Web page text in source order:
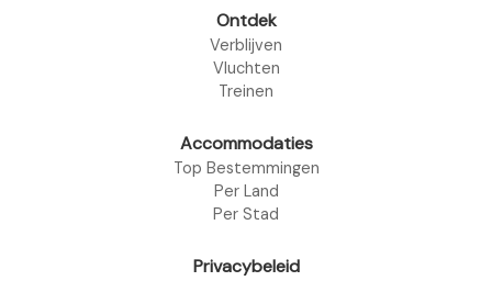
Ontdek
Verblijven
Vluchten
Treinen
Accommodaties
Top Bestemmingen
Per Land
Per Stad
Privacybeleid